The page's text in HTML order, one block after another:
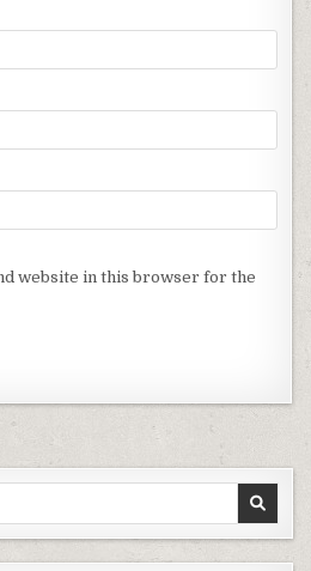
website in this browser for the